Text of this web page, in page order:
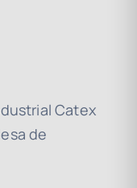
Catex
de